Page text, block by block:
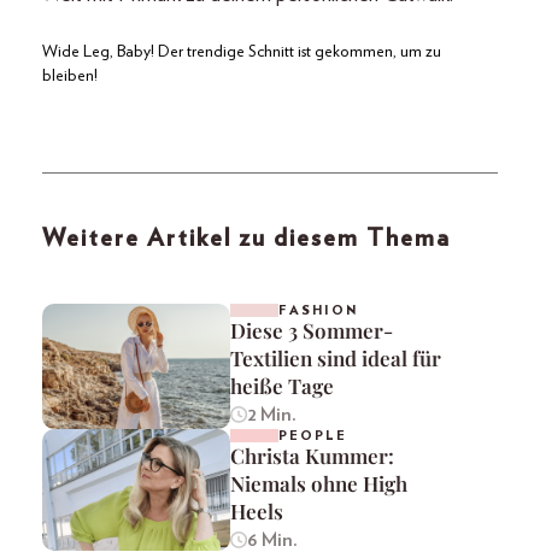
Wide Leg, Baby! Der trendige Schnitt ist gekommen, um zu
bleiben!
Weitere Artikel zu diesem Thema
FASHION
Diese 3 Sommer-
Textilien sind ideal für
heiße Tage
2 Min.
PEOPLE
Christa Kummer:
Niemals ohne High
Heels
6 Min.